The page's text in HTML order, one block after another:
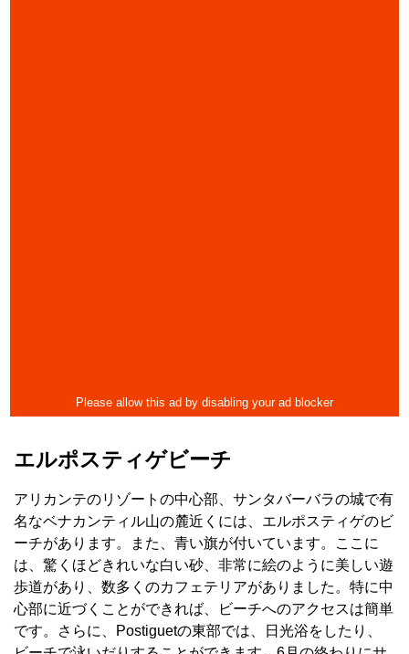
エルポスティゲビーチ
アリカンテのリゾートの中心部、サンタバーバラの城で有
名なベナカンティル山の麓近くには、エルポスティゲのビ
ーチがあります。また、青い旗が付いています。ここに
は、驚くほどきれいな白い砂、非常に絵のように美しい遊
歩道があり、数多くのカフェテリアがありました。特に中
心部に近づくことができれば、ビーチへのアクセスは簡単
です。さらに、Postiguetの東部では、日光浴をしたり、